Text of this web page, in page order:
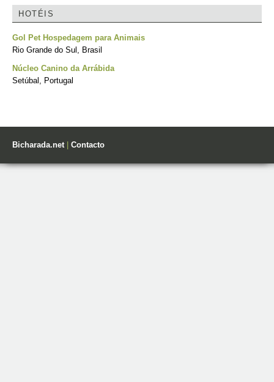
HOTÉIS
Gol Pet Hospedagem para Animais
Rio Grande do Sul, Brasil
Núcleo Canino da Arrábida
Setúbal, Portugal
Bicharada.net| Contacto